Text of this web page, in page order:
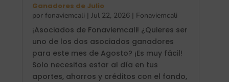
Ganadores de Julio
porfonaviemcali |Jul 22, 2026 | Fonaviemcali
¡Asociados de Fonaviemcali! ¿Quieres ser
uno de los dos asociados ganadores
para este mes de Agosto? ¡Es muy fácil!
Solo necesitas estar al día en tus
aportes, ahorros y créditos con el fondo,